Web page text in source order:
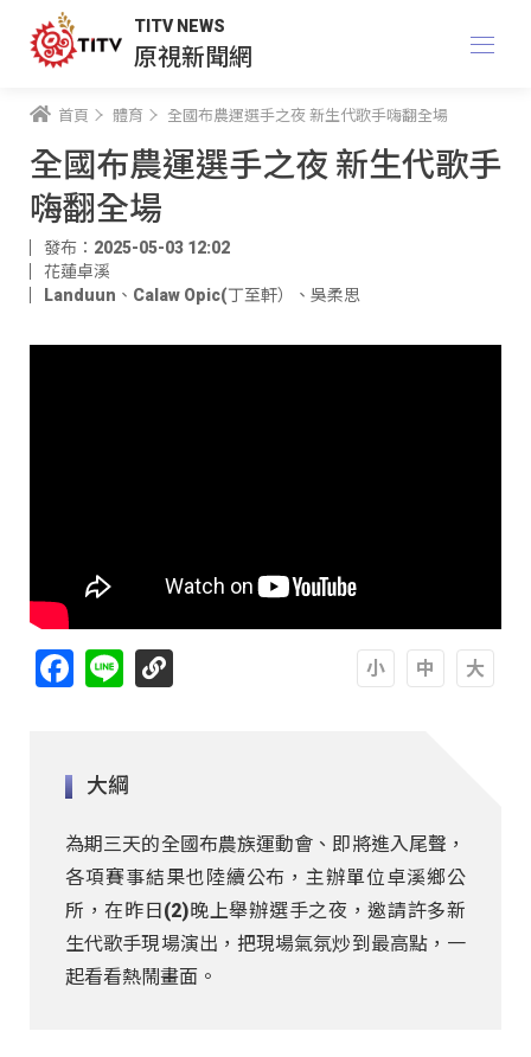
TITV NEWS
原視新聞網
首頁 體育 全國布農運選手之夜 新生代歌手嗨翻全場
全國布農運選手之夜 新生代歌手
嗨翻全場
發布：2025-05-03 12:02
花蓮卓溪
Landuun 、 Calaw Opic(丁至軒） 、 吳柔思
Facebook
Line
大綱
為期三天的全國布農族運動會、即將進入尾聲，
各項賽事結果也陸續公布，主辦單位卓溪鄉公
所，在昨日(2)晚上舉辦選手之夜，邀請許多新
生代歌手現場演出，把現場氣氛炒到最高點，一
起看看熱鬧畫面。